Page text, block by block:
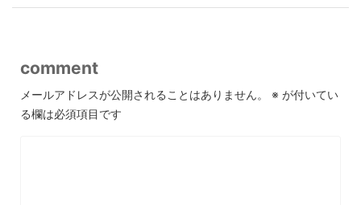
comment
メールアドレスが公開されることはありません。 ※ が付いてい
る欄は必須項目です